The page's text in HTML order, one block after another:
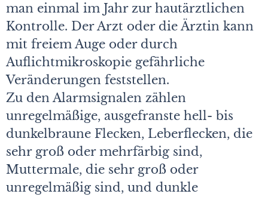
man einmal im Jahr zur hautärztlichen
Kontrolle. Der Arzt oder die Ärztin kann
mit freiem Auge oder durch
Auflichtmikroskopie gefährliche
Veränderungen feststellen.
Zu den Alarmsignalen zählen
unregelmäßige, ausgefranste hell- bis
dunkelbraune Flecken, Leberflecken, die
sehr groß oder mehrfärbig sind,
Muttermale, die sehr groß oder
unregelmäßig sind, und dunkle